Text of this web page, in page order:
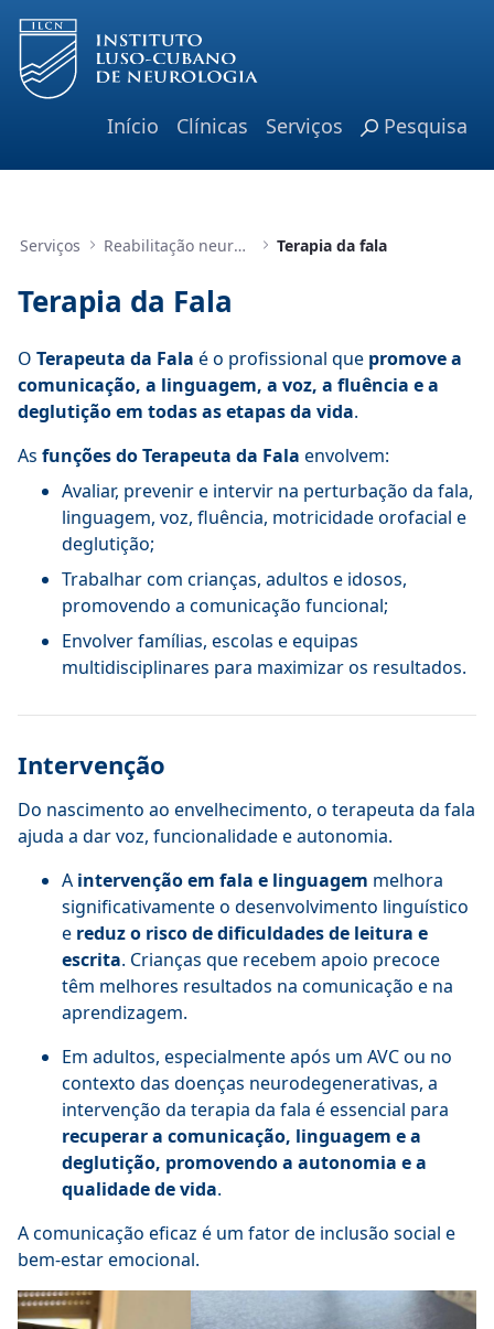
Skip to Main Content
Início Clínicas Serviços Pesquisa
Serviços Reabilitação neurológica Terapia da fala
Terapia da Fala
O Terapeuta da Fala é o profissional que promove a
comunicação, a linguagem, a voz, a fluência e a
deglutição em todas as etapas da vida.
As funções do Terapeuta da Fala envolvem:
Avaliar, prevenir e intervir na perturbação da fala,
linguagem, voz, fluência, motricidade orofacial e
deglutição;
Trabalhar com crianças, adultos e idosos,
promovendo a comunicação funcional;
Envolver famílias, escolas e equipas
multidisciplinares para maximizar os resultados.
Intervenção
Do nascimento ao envelhecimento, o terapeuta da fala
ajuda a dar voz, funcionalidade e autonomia.
A intervenção em fala e linguagem melhora
significativamente o desenvolvimento linguístico
e reduz o risco de dificuldades de leitura e
escrita. Crianças que recebem apoio precoce
têm melhores resultados na comunicação e na
aprendizagem.
Em adultos, especialmente após um AVC ou no
contexto das doenças neurodegenerativas, a
intervenção da terapia da fala é essencial para
recuperar a comunicação, linguagem e a
deglutição, promovendo a autonomia e a
qualidade de vida.
A comunicação eficaz é um fator de inclusão social e
bem-estar emocional.